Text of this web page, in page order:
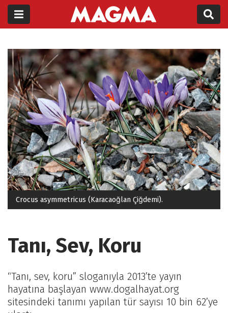
Crocus asymmetricus (Karacaoğlan Çiğdemi).
Tanı, Sev, Koru
“Tanı, sev, koru” sloganıyla 2013’te yayın
hayatına başlayan www.dogalhayat.org
sitesindeki tanımı yapılan tür sayısı 10 bin 62’ye